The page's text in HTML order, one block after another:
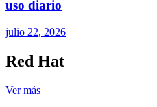
uso diario
julio 22, 2026
Red Hat
Ver más